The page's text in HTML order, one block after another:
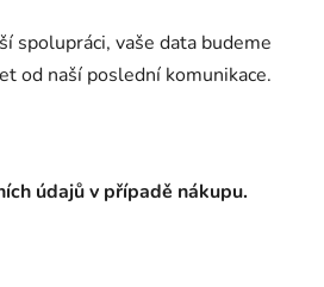
spolupráci, vaše data budeme
od naší poslední komunikace.
údajů v případě nákupu.